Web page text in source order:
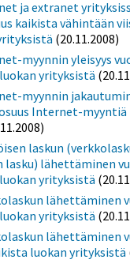
ja extranet
kaikista vähintään
(20.11.2008)
myynnin yleisyys
yrityksistä
myynnin
Internet-
laskun
lasku) lähettäminen
yrityksistä
lähettäminen
yrityksistä
lähettäminen
luokan yrityksistä